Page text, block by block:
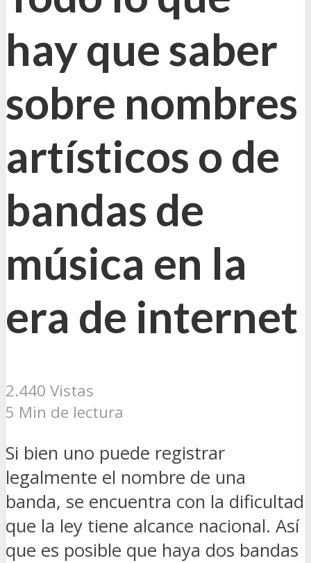
hay que saber
sobre nombres
artísticos o de
bandas de
música en la
era de internet
2.440 Vistas
5 Min de lectura
Si bien uno puede registrar
legalmente el nombre de una
banda, se encuentra con la dificultad
que la ley tiene alcance nacional. Así
que es posible que haya dos bandas